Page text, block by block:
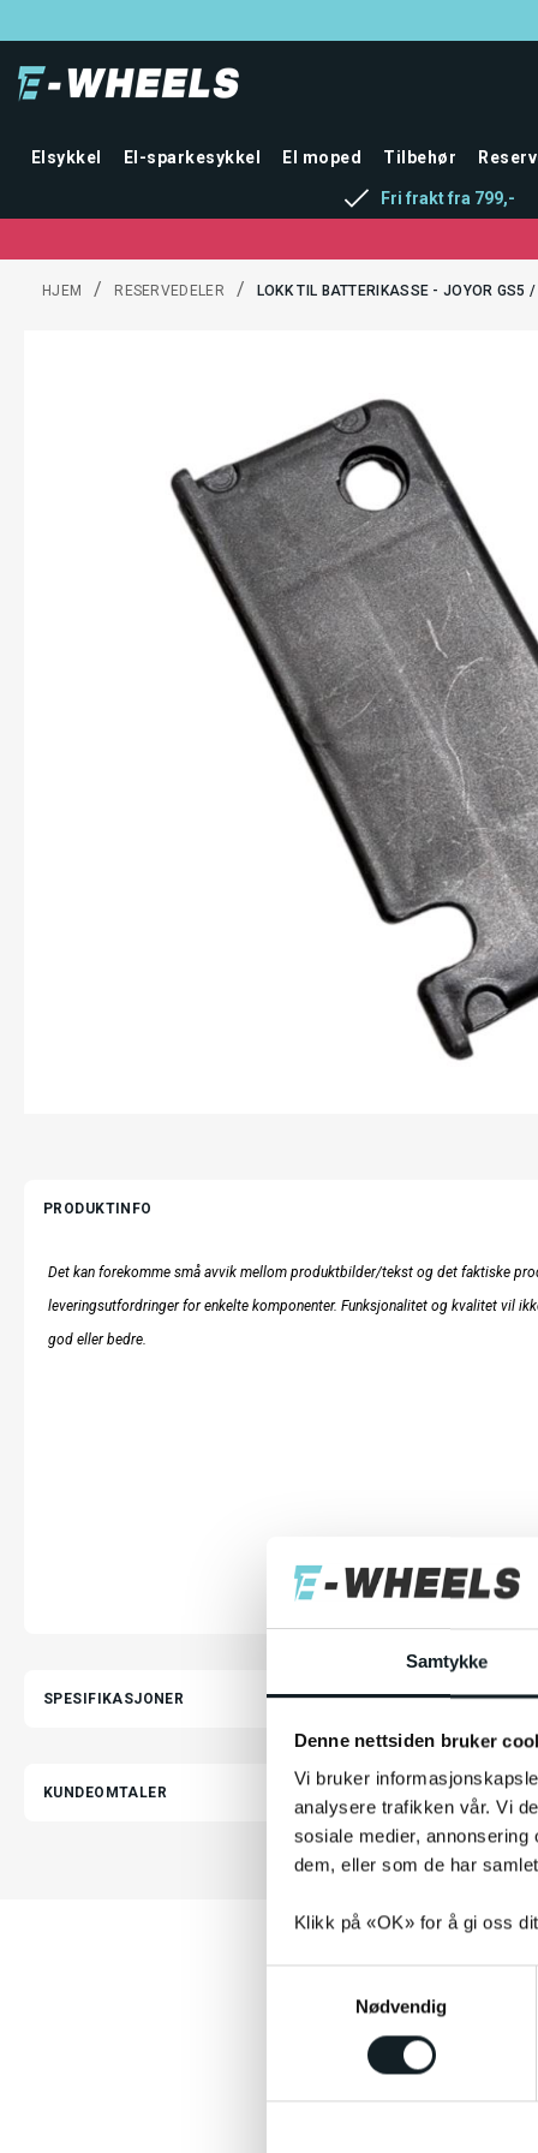
Samtykke
Denne nettsiden bruker
Vi bruker
analysere trafikken vår. Vi
sosiale medier,
dem, eller som de har
Klikk på «OK» for å gi oss
Nødvendig
Elsykkel El-sparkesykkel El moped Tilbehør
Fri frakt fra 799,-
HJEM / RESERVEDELER / LOKK TIL BATTERIKASSE - JOYOR GS5
PRODUKTINFO
Det kan forekomme små avvik mellom produktbilder/tekst og det faktiske
leveringsutfordringer for enkelte komponenter. Funksjonalitet og kvalitet vil
god eller bedre.
LES MER
SPESIFIKASJONER
KUNDEOMTALER